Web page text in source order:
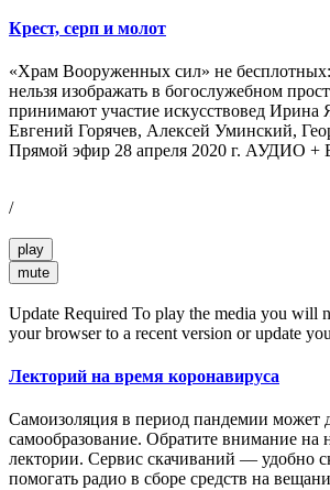
Крест, серп и молот
«Храм Вооруженных сил» не
нельзя изображать в богослужебном
принимают участие искусствовед Ирина
Евгений Горячев, Алексей Уминский,
Прямой эфир 28 апреля 2020 г. АУДИО
/
play
mute
Update Required To play the media you will
your browser to a recent version or update
Лекторий на время коронавируса
Самоизоляция в период пандемии может
самообразование. Обратите внимание
лектории. Сервис скачиваний — удобно
помогать радио в сборе средств на